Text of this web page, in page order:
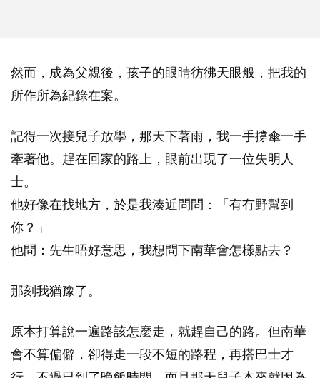
然而，成為父親後，孩子的眼睛彷彿天眼般，把我的
所作所為紀錄在案。
記得一次接兒子放學，那天下著雨，我一手撐傘一手
牽著他。趕在回家的路上，眼前出現了一位失明人
士。
他好像在找地方，於是我湊近問問：「有冇野幫到
你？」
他問：先生唔好意思，我想問下南華會怎樣點去？
那刻我猶豫了。
原本打算說一遍路該怎麼走，就趕自己的路。但南華
會不算偏僻，卻得走一段不短的路程，再搭巴士才